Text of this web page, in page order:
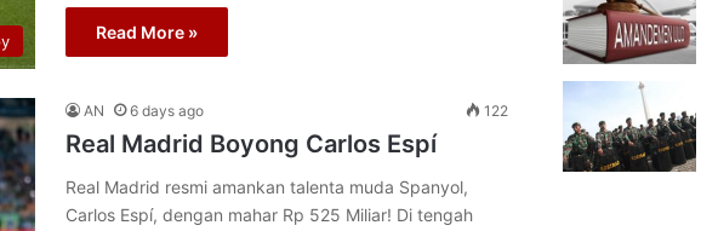
Read More »
AN 6 days ago 122
Real Madrid Boyong Carlos Espí
Real Madrid resmi amankan talenta muda Spanyol,
Carlos Espí, dengan mahar Rp 525 Miliar! Di tengah